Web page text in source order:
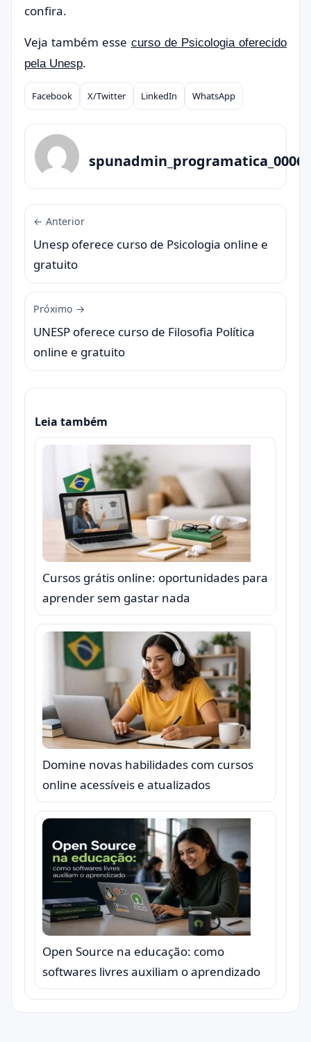
confira.
Veja também esse curso de Psicologia oferecido
pela Unesp.
Compartilhar
Facebook X/Twitter LinkedIn WhatsApp
spunadmin_programatica_0006
← Anterior
Unesp oferece curso de Psicologia online e
gratuito
Próximo →
UNESP oferece curso de Filosofia Política
online e gratuito
Leia também
Cursos grátis online: oportunidades para
aprender sem gastar nada
Domine novas habilidades com cursos
online acessíveis e atualizados
Open Source na educação: como
softwares livres auxiliam o aprendizado